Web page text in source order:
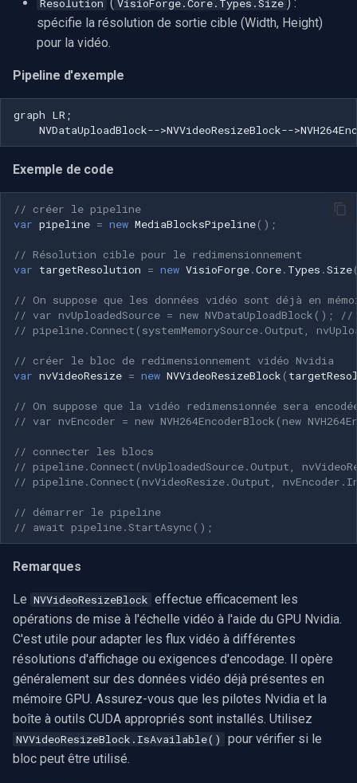
Resolution VisioForge.Core.Types.Size
spécifie la résolution de sortie cible (Width, Height)
pour la vidéo.
Pipeline d'exemple
graph LR;
NVDataUploadBlock-->NVVideoResizeBlock--
Exemple de code
// créer le pipeline
var pipeline = new MediaBlocksPipeline();
// Résolution cible pour le redimensionnement
var targetResolution = new VisioForge.Core. Types .Size
// On suppose que les données vidéo sont déjà en
// var nvUploadedSource = new NVDataUploadBlock(); //
// pipeline.Connect(systemMemorySource.Output,
// créer le bloc de redimensionnement vidéo Nvidia
var nvVideoResize = new NVVideoResizeBlock (
// On suppose que la vidéo redimensionnée sera
// var nvEncoder = new NVH264EncoderBlock(new
// connecter les blocs
// pipeline.Connect(nvUploadedSource.Output,
// pipeline.Connect(nvVideoResize.Output,
// démarrer le pipeline
// await pipeline.StartAsync();
Remarques
Le NVVideoResizeBlock effectue efficacement les
opérations de mise à l'échelle vidéo à l'aide du GPU Nvidia.
C'est utile pour adapter les flux vidéo à différentes
résolutions d'affichage ou exigences d'encodage. Il opère
généralement sur des données vidéo déjà présentes en
mémoire GPU. Assurez-vous que les pilotes Nvidia et la
boîte à outils CUDA appropriés sont installés. Utilisez
NVVideoResizeBlock.IsAvailable()
pour vérifier si le
bloc peut être utilisé.